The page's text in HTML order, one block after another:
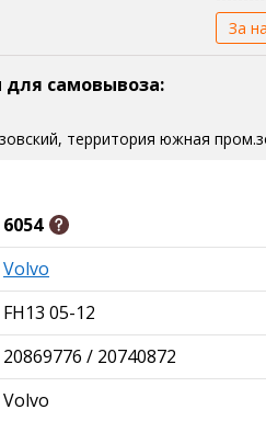
За
для самовывоза:
территория южная
6054
Volvo
FH13 05-12
20869776 / 20740872
Volvo